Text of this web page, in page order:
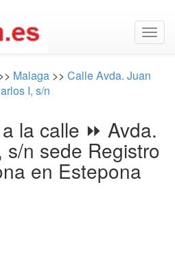
Malaga >> Calle Avda. Juan
I, s/n
la calle ⏩ Avda.
s/n sede Registro
en Estepona